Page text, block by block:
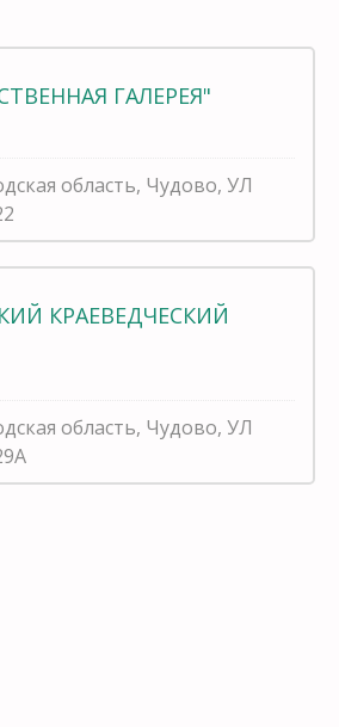
ГАЛЕРЕЯ"
область, Чудово, УЛ
КРАЕВЕДЧЕСКИЙ
область, Чудово, УЛ